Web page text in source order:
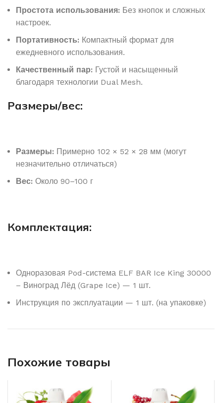
Простота использования: Без кнопок и сложных
настроек.
Портативность: Компактный формат для
ежедневного использования.
Качественный пар: Густой и насыщенный
благодаря технологии Dual Mesh.
Размеры/вес:
Размеры: Примерно 102 × 52 × 28 мм (могут
незначительно отличаться)
Вес: Около 90–100 г
Комплектация:
Одноразовая Pod-система ELF BAR Ice King 30000
– Виноград Лёд (Grape Ice) — 1 шт.
Инструкция по эксплуатации — 1 шт. (на упаковке)
Похожие товары